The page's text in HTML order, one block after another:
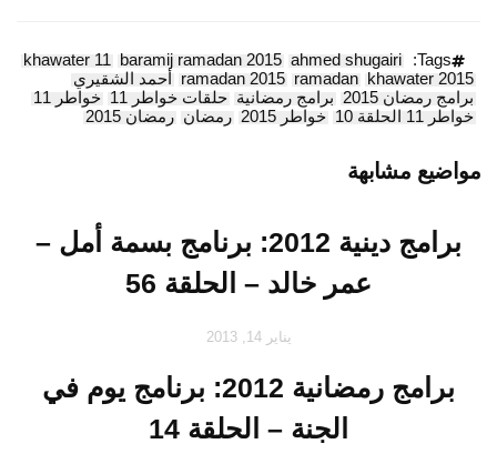
Tags:
ahmed shugairi
baramij ramadan 2015
khawater 11
khawater 2015
ramadan
ramadan 2015 أحمد الشقيري
برامج رمضان 2015
برامج رمضانية حلقات خواطر 11
خواطر 11
خواطر 11 الحلقة 10
خواطر 2015 رمضان رمضان 2015
مواضيع مشابهة
برامج دينية 2012: برنامج بسمة أمل –
عمر خالد – الحلقة 56
يناير 14, 2013
برامج رمضانية 2012: برنامج يوم في
الجنة – الحلقة 14